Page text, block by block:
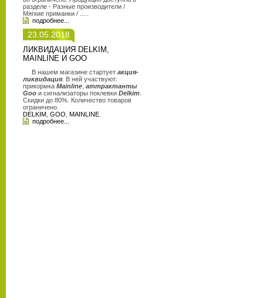
разделе - Разные производители /
Мягкие приманки / .....
подробнее...
23.05.2018
ЛИКВИДАЦИЯ DELKIM,
MAINLINE И GOO
В нашем магазине стартует акция-
ликвидация. В ней участвуют:
прикормка Mainline, аттрактанты
Gooи сигнализаторы поклевки Delkim.
Скидки до 80%. Количество товаров
ограничено.
DELKIM, GOO MAINLINE.
подробнее...